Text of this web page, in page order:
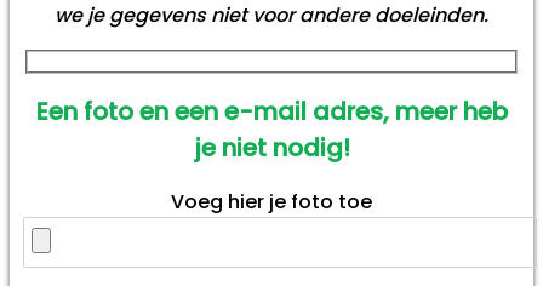
we je gegevens niet voor andere doeleinden.
Een foto en een e-mail adres, meer heb
je niet nodig!
Voeg hier je foto toe